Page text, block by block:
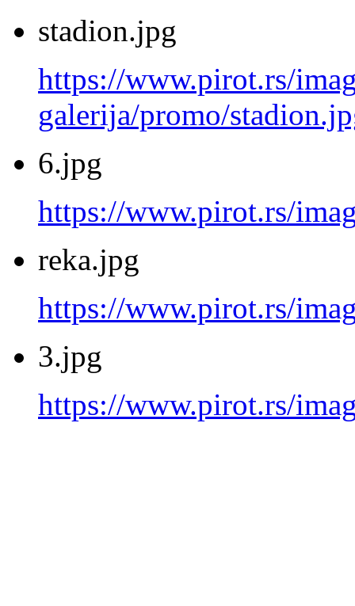
stadion.jpg
https://www.pirot.rs/
galerija/promo/
6.jpg
https://www.pirot.rs/
reka.jpg
https://www.pirot.rs/
3.jpg
https://www.pirot.rs/